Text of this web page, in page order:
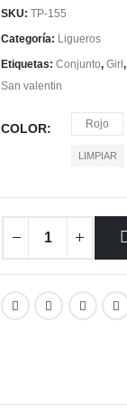
SKU: TP-155
Categoría: Ligueros
Etiquetas: Conjunto, Girl,
San valentin
COLOR Rojo
LIMPIAR